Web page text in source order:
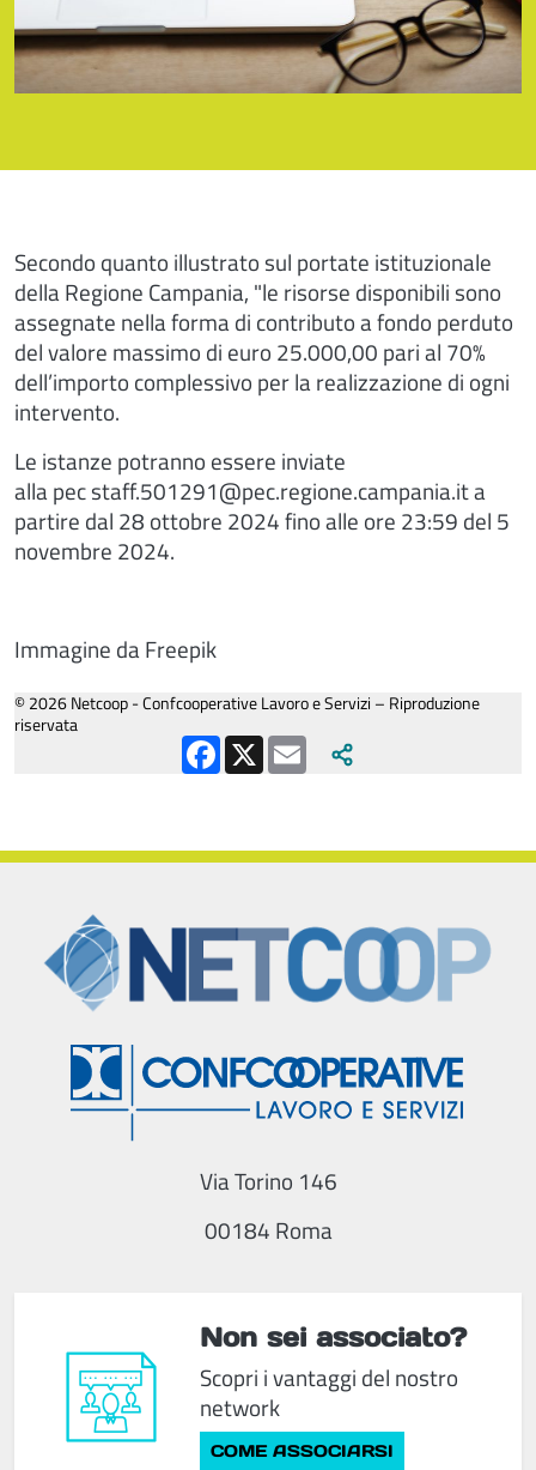
Secondo quanto illustrato sul portate istituzionale
della Regione Campania, "le risorse disponibili sono
assegnate nella forma di contributo a fondo perduto
del valore massimo di euro 25.000,00 pari al 70%
dell’importo complessivo per la realizzazione di ogni
intervento.
Le istanze potranno essere inviate
alla pec staff.501291@pec.regione.campania.it a
partire dal 28 ottobre 2024 fino alle ore 23:59 del 5
novembre 2024.
Immagine da Freepik
© 2026 Netcoop - Confcooperative Lavoro e Servizi – Riproduzione
riservata
Facebook
X Email
Non sei associato?
Scopri i vantaggi del nostro
network
COME ASSOCIARSI
Via Torino 146
00184 Roma